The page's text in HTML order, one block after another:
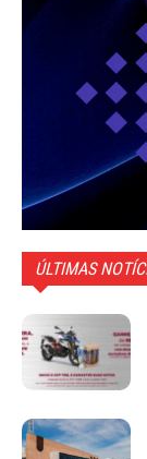
ÚLTIMAS